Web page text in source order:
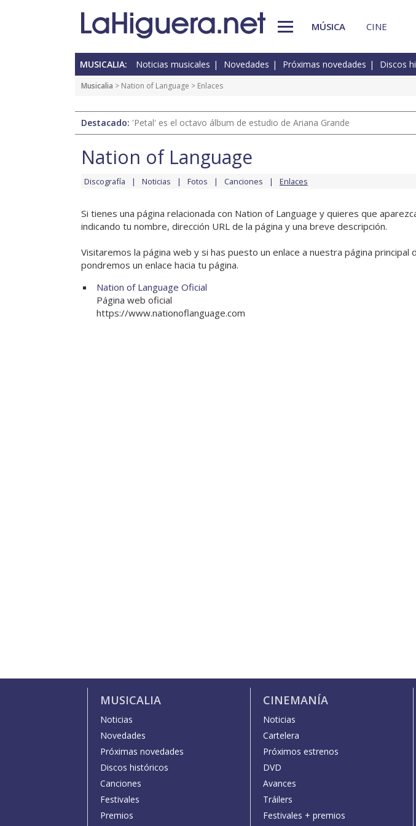
MÚSICA CINE
MUSICALIA: Noticias musicales Novedades Próximas novedades Discos
Musicalia > Nation of Language > Enlaces
Destacado: 'Petal' es el octavo álbum de estudio de Ariana Grande
Nation of Language
Discografía Noticias Fotos Canciones Enlaces
Si tienes una página relacionada con Nation of Language y quieres que
indicando tu nombre, dirección URL de la página y una breve descripción.
Visitaremos la página web y si has puesto un enlace a nuestra página principal
pondremos un enlace hacia tu página.
Nation of Language Oficial
Página web oficial
https://www.nationoflanguage.com
MUSICALIA
Noticias
Novedades
Próximas novedades
Discos históricos
Canciones
Festivales
Premios
CINEMANÍA
Noticias
Cartelera
Próximos estrenos
DVD
Avances
Tráilers
Festivales + premios